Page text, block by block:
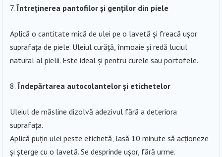
Întreținerea pantofilor și genților din piele
Aplică o cantitate mică de ulei pe o lavetă și freacă ușor
suprafața de piele. Uleiul curăță, înmoaie și redă luciul
natural al pielii. Este ideal și pentru curele sau portofele.
Îndepărtarea autocolantelor și etichetelor
Uleiul de măsline dizolvă adezivul fără a deteriora
suprafața.
Aplică puțin ulei peste etichetă, lasă 10 minute să acționeze
și șterge cu o lavetă. Se desprinde ușor, fără urme.